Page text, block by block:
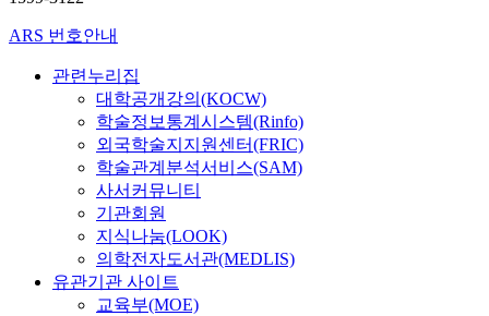
ARS 번호안내
관련누리집
대학공개강의(KOCW)
학술정보통계시스템(Rinfo)
외국학술지지원센터(FRIC)
학술관계분석서비스(SAM)
사서커뮤니티
기관회원
지식나눔(LOOK)
의학전자도서관(MEDLIS)
유관기관 사이트
교육부(MOE)